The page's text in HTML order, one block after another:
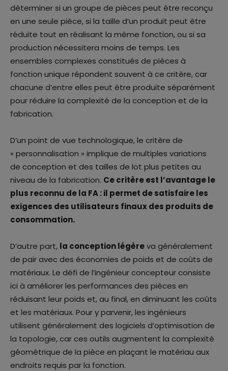
déterminer si un groupe de pièces peut être reconçu
en une seule pièce, si la taille d’un produit peut être
réduite tout en réalisant la même fonction, ou si sa
production nécessitera moins de temps. Les
ensembles complexes constitués de pièces à
fonction unique répondent souvent à ce critère, car
chacune d’entre elles peut être produite séparément
pour réduire la complexité de la conception et de la
fabrication.
D’un point de vue technologique, le critère de
« personnalisation » implique de multiples variations
de conception et des tailles de lot plus petites au
niveau de la fabrication. Ce critère est l’avantage le
plus reconnu de la FA : il permet de satisfaire les
exigences des utilisateurs finaux des produits de
consommation.
D’autre part, la conception légèreva généralement
de pair avec des économies de poids et de coûts de
matériaux. Le défi de l’ingénieur concepteur consiste
ici à améliorer les performances des pièces en
réduisant leur poids et, au final, en diminuant les coûts
et les matériaux. Pour y parvenir, les ingénieurs
utilisent généralement des logiciels d’optimisation de
la topologie, car ces outils augmentent la complexité
géométrique de la pièce en plaçant le matériau aux
endroits requis par la fonction.